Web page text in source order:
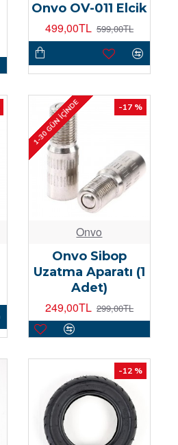
Onvo OV-011 Elcik
499,00TL 599,00TL
-17 %
1-30 GÜN İÇINDE
Onvo
Onvo Sibop
Uzatma Aparatı (1
Adet)
249,00TL 299,00TL
-12 %